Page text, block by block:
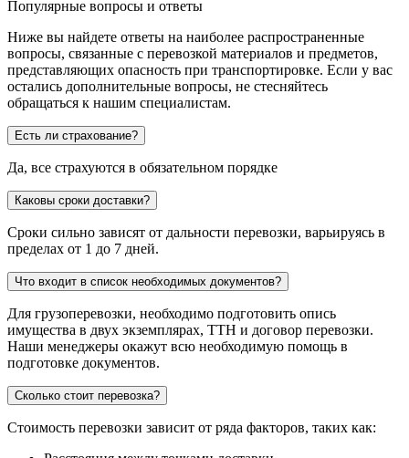
Популярные вопросы и ответы
Ниже вы найдете ответы на наиболее распространенные
вопросы, связанные с перевозкой материалов и предметов,
представляющих опасность при транспортировке. Если у вас
остались дополнительные вопросы, не стесняйтесь
обращаться к нашим специалистам.
Есть ли страхование?
Да, все страхуются в обязательном порядке
Каковы сроки доставки?
Сроки сильно зависят от дальности перевозки, варьируясь в
пределах от 1 до 7 дней.
Что входит в список необходимых документов?
Для грузоперевозки, необходимо подготовить опись
имущества в двух экземплярах, ТТН и договор перевозки.
Наши менеджеры окажут всю необходимую помощь в
подготовке документов.
Сколько стоит перевозка?
Стоимость перевозки зависит от ряда факторов, таких как: